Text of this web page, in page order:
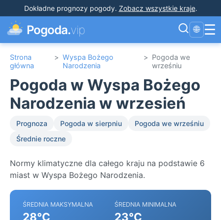
Dokładne prognozy pogody. Zobacz wszystkie kraje.
Pogoda.vip 🌐 ☰
Strona
główna
> Wyspa Bożego
Narodzenia
> Pogoda we
wrześniu
Pogoda w Wyspa Bożego
Narodzenia w wrzesień
Prognoza Pogoda w sierpniu
Pogoda we wrześniu
Średnie roczne
Normy klimatyczne dla całego kraju na podstawie 6
miast w Wyspa Bożego Narodzenia.
ŚREDNIA MAKSYMALNA
28°C
ŚREDNIA MINIMALNA
23°C